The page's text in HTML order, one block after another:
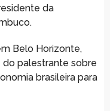
da
Belo Horizonte,
do palestrante sobre
brasileira para